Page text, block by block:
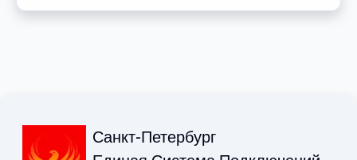
Санкт-Петербург